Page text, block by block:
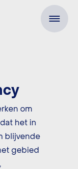
om
het in
blijvende
gebied